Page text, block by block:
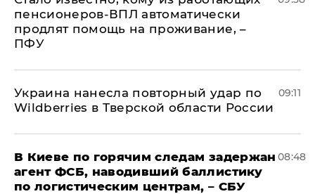
пенсионеров-ВПЛ автоматически
продлят помощь на проживание, –
ПФУ
Украина нанесла повторный удар по
Wildberries в Тверской области России
09:11
В Киеве по горячим следам задержан
агент ФСБ, наводивший баллистику
по логистическим центрам, – СБУ
08:48